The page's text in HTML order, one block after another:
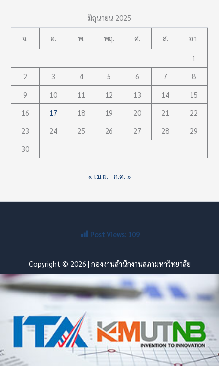
มิถุนายน 2025
จ. อ. พ. พฤ. ศ. ส. อา.
1
2
3 4 5 6 7
8
9
10 11 12 13 14
15
16
17 18 19 20 21
22
23
24 25 26 27 28
29
30
« เม.ย. ก.ค. »
Post Views: 109
Copyright © 2026 | กองงานสำนักงานสภามหาวิทยาลัย